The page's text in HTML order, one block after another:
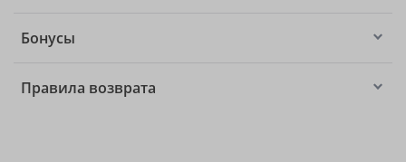
Бонусы
Правила возврата